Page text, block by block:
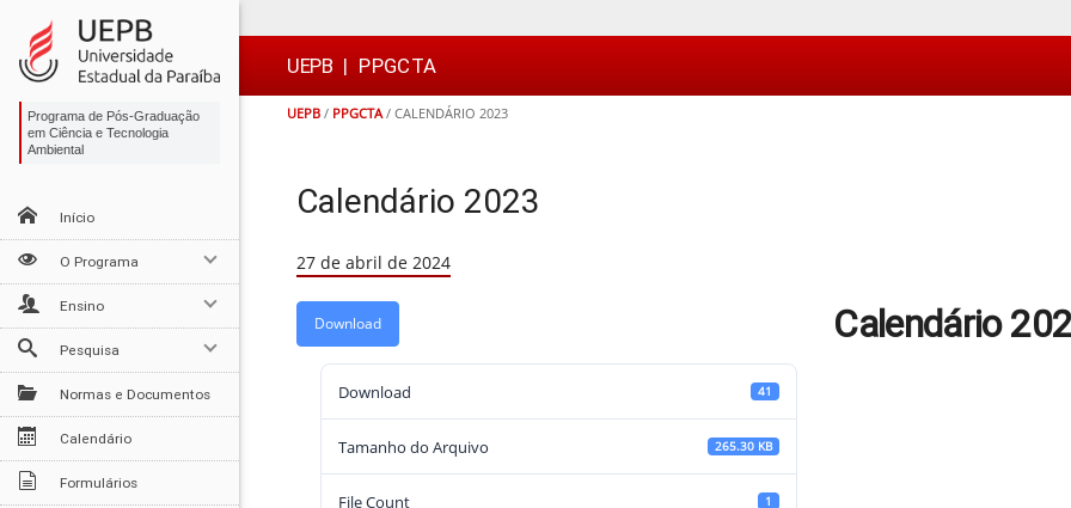
para
conteúdo
para
menu
para
busca
para
rodapé
 UEPB | PPGCTA
UEPB / PPGCTA/ CALENDÁRIO 2023
Programa de Pós-Graduação
em Ciência e Tecnologia
Ambiental
Início
O Programa
Ensino
Pesquisa
Normas e Documentos
Calendário
Formulários
Calendário 2023
27 de abril de 2024
Download
Download 41
Tamanho do Arquivo 265.30 KB
File Count 1
Calendário